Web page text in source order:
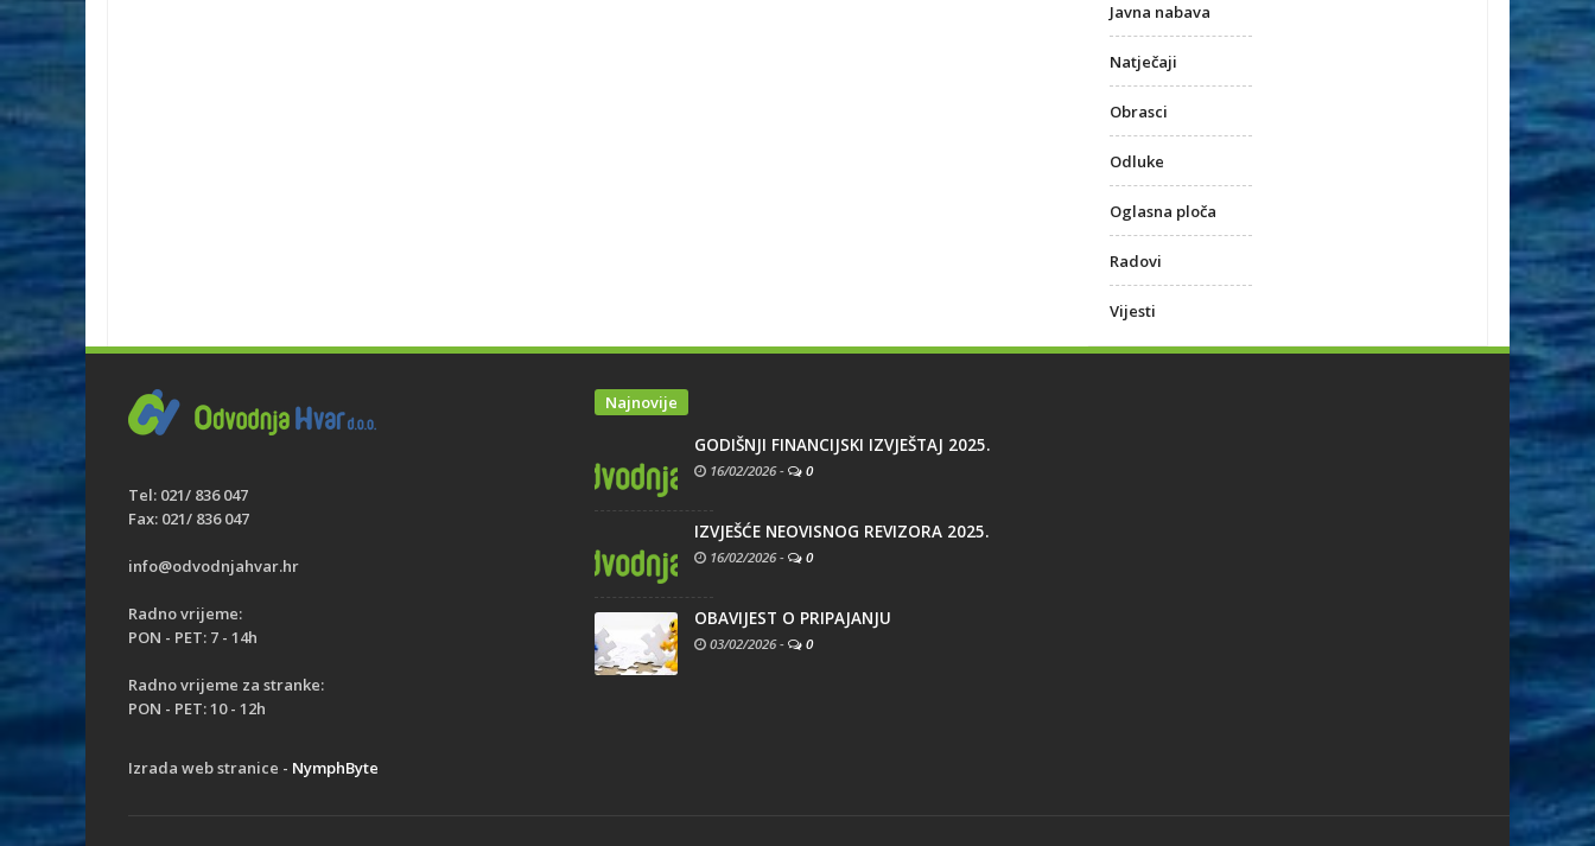
Javna nabava
Natječaji
Obrasci
Odluke
Oglasna ploča
Radovi
Vijesti
Tel: 021/ 836 047
Fax: 021/ 836 047
info@odvodnjahvar.hr
Radno vrijeme:
PON - PET: 7 - 14h
Radno vrijeme za stranke:
PON - PET: 10 - 12h
Izrada web stranice - NymphByte
Najnovije
GODIŠNJI FINANCIJSKI IZVJEŠTAJ 2025.
16/02/2026- 0
IZVJEŠĆE NEOVISNOG REVIZORA 2025.
16/02/2026- 0
OBAVIJEST O PRIPAJANJU
03/02/2026- 0